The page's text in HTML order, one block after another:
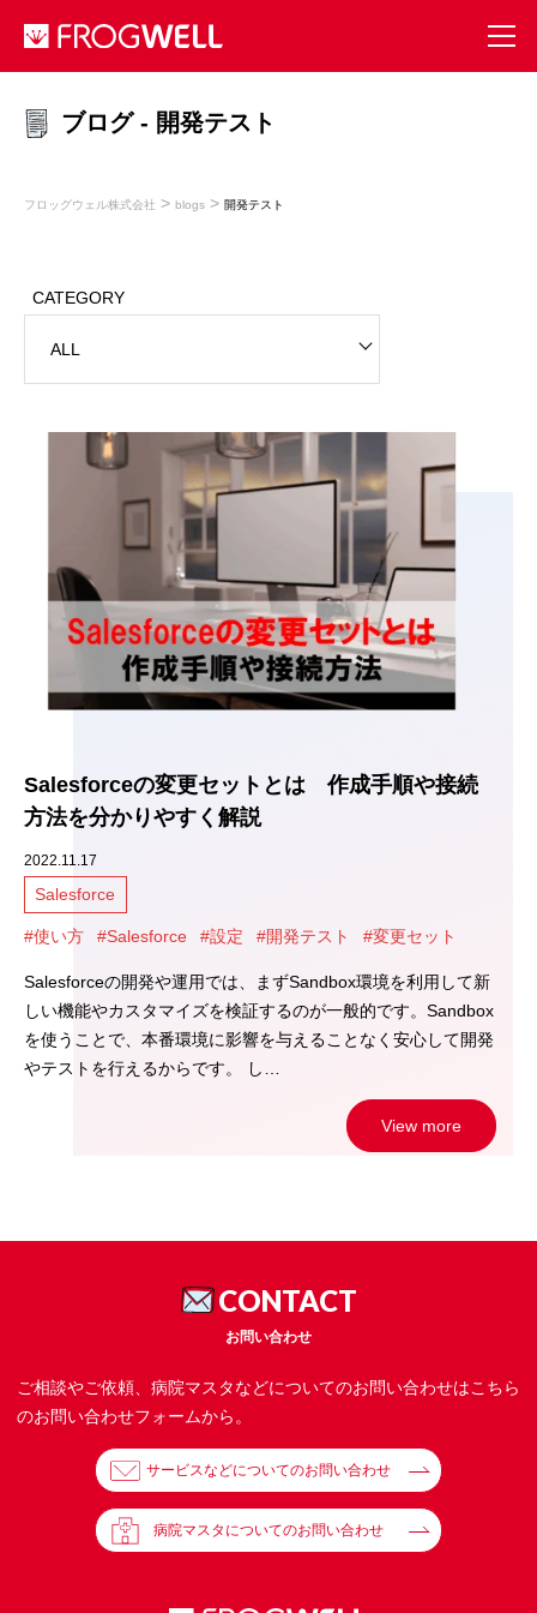
ブログ - 開発テスト
フロッグウェル株式会社 > blogs > 開発テスト
CATEGORY
Salesforceの変更セットとは 作成手順や接続
方法を分かりやすく解説
2022.11.17
Salesforce
#使い方 #Salesforce #設定 #開発テスト #変更セット
Salesforceの開発や運用では、まずSandbox環境を利用して新
しい機能やカスタマイズを検証するのが一般的です。Sandbox
を使うことで、本番環境に影響を与えることなく安心して開発
やテストを行えるからです。 し…
View more
CONTACT
お問い合わせ
ご相談やご依頼、病院マスタなどについてのお問い合わせはこちら
のお問い合わせフォームから。
サービスなどについてのお問い合わせ
病院マスタについてのお問い合わせ